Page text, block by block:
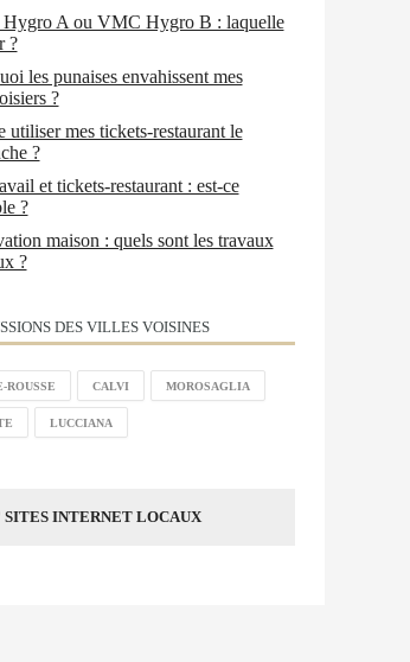
A ou VMC Hygro B : laquelle
?
les punaises envahissent mes
?
utiliser mes tickets-restaurant le
?
et tickets-restaurant : est-ce
?
maison : quels sont les travaux
?
DES VILLES VOISINES
ROUSSE CALVI MOROSAGLIA
LUCCIANA
SITES INTERNET LOCAUX